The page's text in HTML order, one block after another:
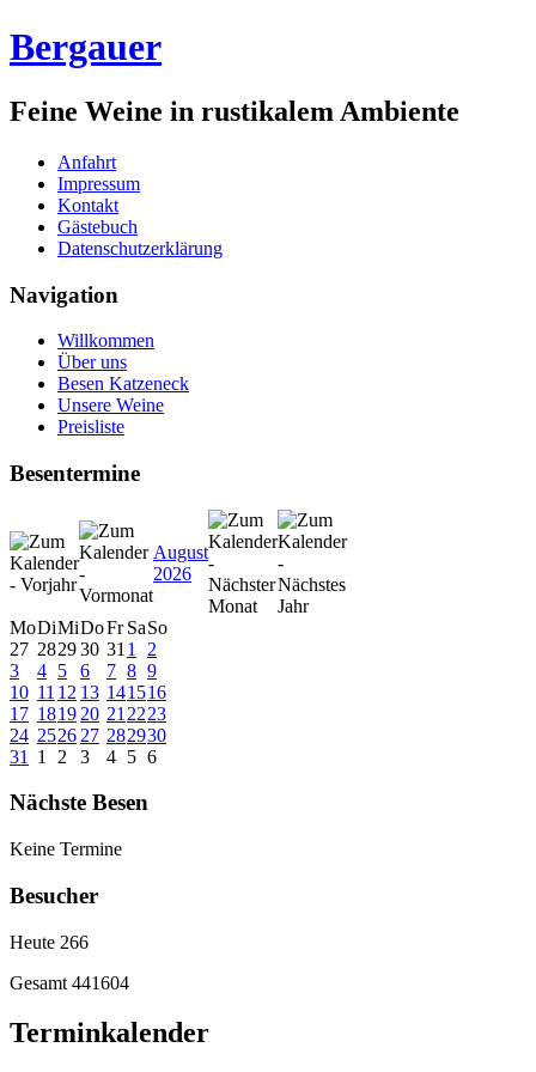
Bergauer
Feine Weine in rustikalem Ambiente
Anfahrt
Impressum
Kontakt
Gästebuch
Datenschutzerklärung
Navigation
Willkommen
Über uns
Besen Katzeneck
Unsere Weine
Preisliste
Besentermine
August
2026
MoDiMiDoFr SaSo
27 282930 31 1
2
3
4 5 6 7 8 9
10 11 12 13 141516
17 1819 20 21 2223
24 2526 27 282930
31
1 2 3 4 5 6
Nächste Besen
Keine Termine
Besucher
Heute 266
Gesamt 441604
Terminkalender